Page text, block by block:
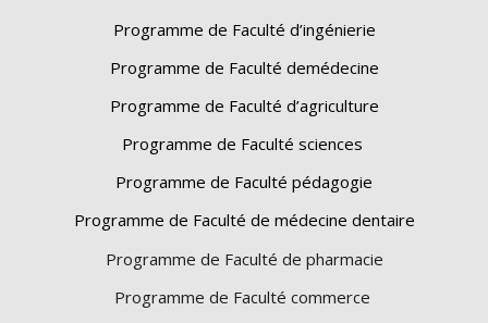
Programme de Faculté d’ingénierie
Programme de Faculté demédecine
Programme de Faculté d’agriculture
Programme de Faculté sciences
Programme de Faculté pédagogie
Programme de Faculté de médecine dentaire
Programme de Faculté de pharmacie
Programme de Faculté commerce